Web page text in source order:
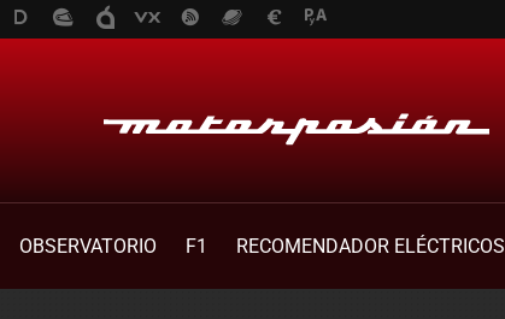
OBSERVATORIO F1
RECOMENDADOR ELÉCTRICOS